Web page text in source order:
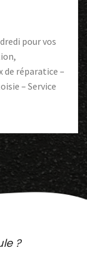
pour vos
de réparatice –
– Service
?